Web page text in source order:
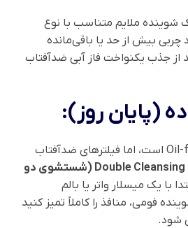
شوینده ملایم متناسب با نوع
بیش از حد یا باقی‌مانده
از جذب یکنواخت فاز آبی ضدآفتاب
(پایان روز):
اگرچه این محصول Oil-free است، اما فیلترهای ضدآفتاب
Double Cleansing (شستشوی دو
با یک میسلار واتر یا بالم
فومی، منافذ را کاملاً تمیز کنید
شود.